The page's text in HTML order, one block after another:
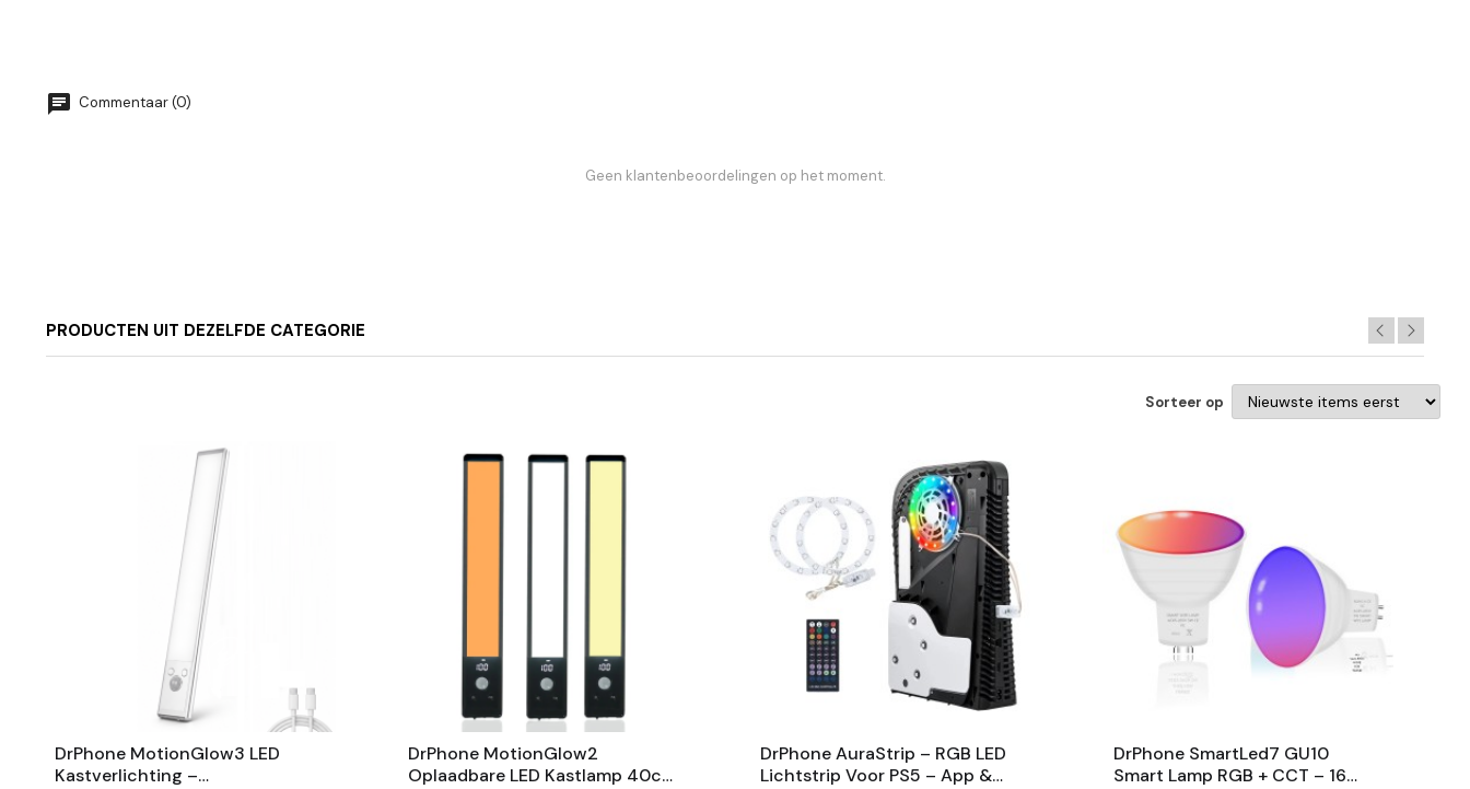
Commentaar (0)
Geen klantenbeoordelingen op het moment.
PRODUCTEN UIT DEZELFDE CATEGORIE
Sorteer op
DrPhone MotionGlow3 LED
Kastverlichting –
DrPhone MotionGlow2
Oplaadbare LED Kastlamp 40cm
DrPhone AuraStrip – RGB LED
Lichtstrip Voor PS5 – App &
DrPhone SmartLed7 GU10
Smart Lamp RGB + CCT – 16